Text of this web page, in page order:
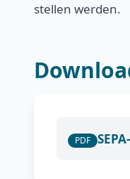
stellen werden.
PDF